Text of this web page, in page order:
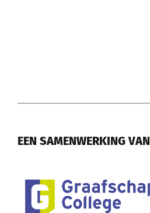
EEN SAMENWERKING VAN